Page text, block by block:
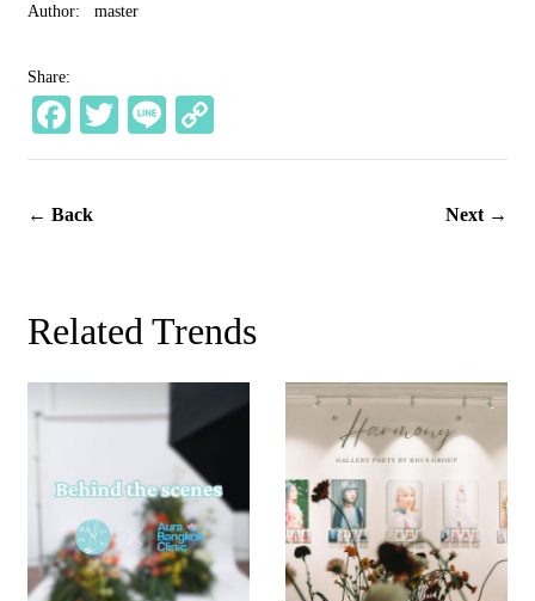
Author: master
Share:
Fa
ce
ok
T
wi
Li
ne op
← Back Next →
Related Trends